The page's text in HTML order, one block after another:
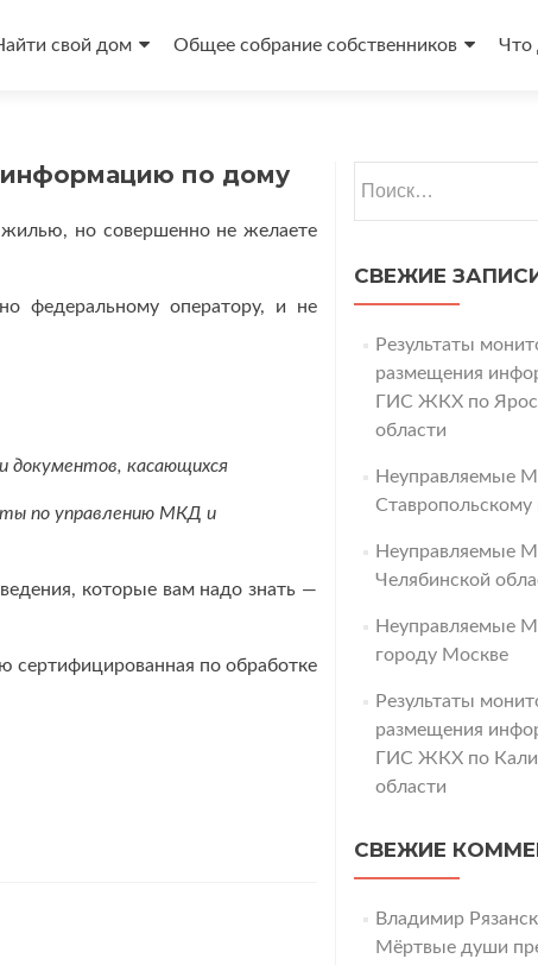
свой дом Общее собрание собственников Что
информацию по дому
но совершенно не желаете
федеральному оператору, и не
документов, касающихся
по управлению МКД и
которые вам надо знать —
по обработке
СВЕЖИЕ
Результаты
размещения
ГИС ЖКХ по
области
Неуправляемые
Ставропольскому
Неуправляемые
Челябинской
Неуправляемые
городу Москве
Результаты
размещения
ГИС ЖКХ по
области
СВЕЖИЕ
Владимир
Мёртвые души